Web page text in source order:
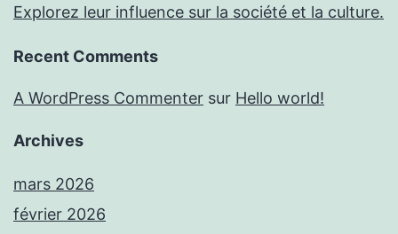
Explorez leur influence sur la société et la culture.
Recent Comments
A WordPress Commenter sur Hello world!
Archives
mars 2026
février 2026